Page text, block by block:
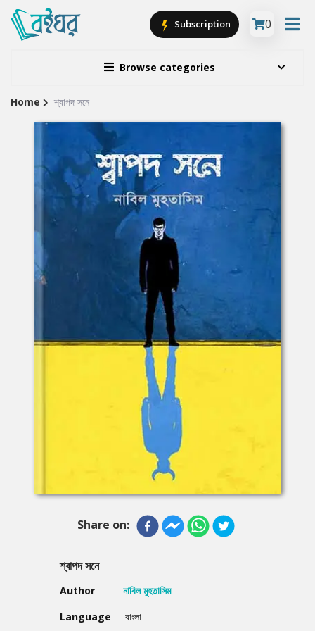
Browse categories
Subscription 0
Site
Breadcrumb
Home শ্বাপদ সনে
Share on:
শ্বাপদ সনে
Author
নাবিল মুহতাসিম
Language
বাংলা